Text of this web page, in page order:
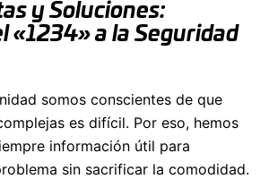
y Soluciones:
«1234» a la Seguridad
somos conscientes de que
es difícil. Por eso, hemos
información útil para
sin sacrificar la comodidad.